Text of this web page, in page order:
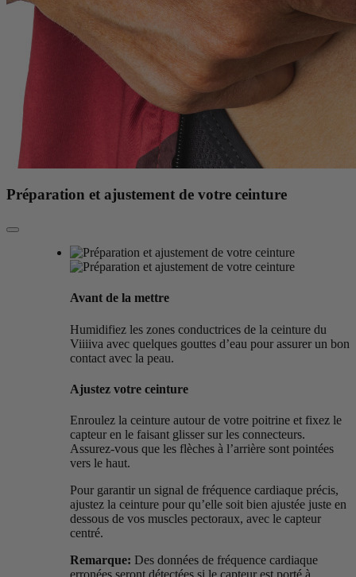
Préparation et ajustement de votre ceinture
Avant de la mettre
Humidifiez les zones conductrices de la ceinture du
Viiiiva avec quelques gouttes d’eau pour assurer un bon
contact avec la peau.
Ajustez votre ceinture
Enroulez la ceinture autour de votre poitrine et fixez le
capteur en le faisant glisser sur les connecteurs.
Assurez-vous que les flèches à l’arrière sont pointées
vers le haut.
Pour garantir un signal de fréquence cardiaque précis,
ajustez la ceinture pour qu’elle soit bien ajustée juste en
dessous de vos muscles pectoraux, avec le capteur
centré.
Remarque: Des données de fréquence cardiaque
erronées seront détectées si le capteur est porté à